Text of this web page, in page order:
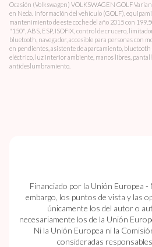
Ocasión (Volkswagen) VOLKSWAGEN GOLF
en Neda. Información del vehículo (GOLF),
mantenimiento de este coche del año 2015 con
"150", ABS, ESP, ISOFIX, control de crucero,
bluetooth, navegador, accesible para personas con
en pendientes, asistente de aparcamiento,
eléctrico, luz interior ambiente, manos libres,
antideslumbramiento.
Financiado por la Unión Europea -
embargo, los puntos de vista y las
únicamente los del autor o
necesariamente los de la Unión
Ni la Unión Europea ni la
consideradas